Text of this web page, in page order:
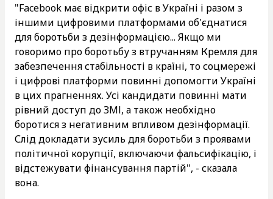
"Facebook має відкрити офіс в Україні і разом з
іншими цифровими платформами об'єднатися
для боротьби з дезінформацією... Якщо ми
говоримо про боротьбу з втручанням Кремля для
забезпечення стабільності в країні, то соцмережі
і цифрові платформи повинні допомогти Україні
в цих прагненнях. Усі кандидати повинні мати
рівний доступ до ЗМІ, а також необхідно
боротися з негативним впливом дезінформації.
Слід докладати зусиль для боротьби з проявами
політичної корупції, включаючи фальсифікацію, і
відстежувати фінансування партій", - сказала
вона.